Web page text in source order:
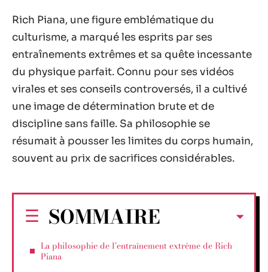
Rich Piana, une figure emblématique du
culturisme, a marqué les esprits par ses
entraînements extrêmes et sa quête incessante
du physique parfait. Connu pour ses vidéos
virales et ses conseils controversés, il a cultivé
une image de détermination brute et de
discipline sans faille. Sa philosophie se
résumait à pousser les limites du corps humain,
souvent au prix de sacrifices considérables.
SOMMAIRE
La philosophie de l’entraînement extrême de Rich
Piana